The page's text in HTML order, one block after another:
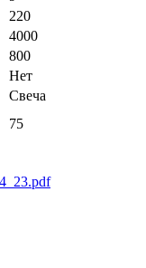
220
4000
800
Нет
Свеча
75